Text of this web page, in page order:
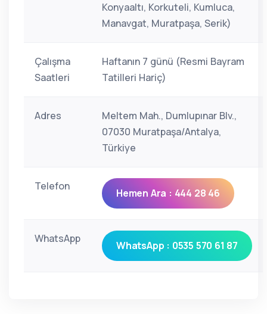
Konyaaltı, Korkuteli, Kumluca,
Manavgat, Muratpaşa, Serik)
Çalışma
Saatleri
Haftanın 7 günü (Resmi Bayram
Tatilleri Hariç)
Adres
Meltem Mah., Dumlupınar Blv.,
07030 Muratpaşa/Antalya,
Türkiye
Telefon
Hemen Ara : 444 28 46
WhatsApp
WhatsApp : 0535 570 61 87